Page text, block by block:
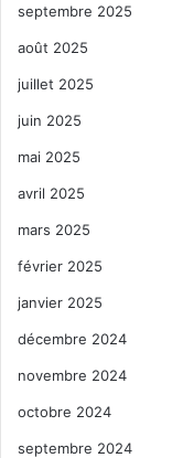
septembre 2025
août 2025
juillet 2025
juin 2025
mai 2025
avril 2025
mars 2025
février 2025
janvier 2025
décembre 2024
novembre 2024
octobre 2024
septembre 2024